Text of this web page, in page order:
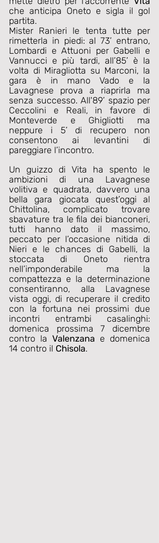
che anticipa Oneto e sigla il gol
partita.
Mister Ranieri le tenta tutte per
rimetterla in piedi: al 73’ entrano,
Lombardi e Attuoni per Gabelli e
Vannucci e più tardi, all’85’ è la
volta di Miragliotta su Marconi, la
gara è in mano Vado e la
Lavagnese prova a riaprirla ma
senza successo. All'89’ spazio per
Ceccolini e Reali, in favore di
Monteverde e Ghigliotti ma
neppure i 5’ di recupero non
consentono ai levantini di
pareggiare l’incontro.
Un guizzo di Vita ha spento le
ambizioni di una Lavagnese
volitiva e quadrata, davvero una
bella gara giocata quest’oggi al
Chittolina, complicato trovare
sbavature tra le fila dei bianconeri,
tutti hanno dato il massimo,
peccato per l’occasione nitida di
Nieri e le chances di Gabelli, la
stoccata di Oneto rientra
nell’imponderabile ma la
compattezza e la determinazione
consentiranno, alla Lavagnese
vista oggi, di recuperare il credito
con la fortuna nei prossimi due
incontri entrambi casalinghi:
domenica prossima 7 dicembre
contro la Valenzana e domenica
14 contro il Chisola.